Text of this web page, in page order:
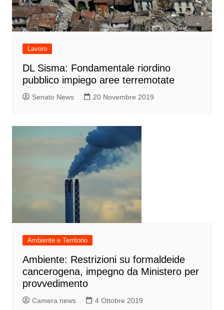
Lavoro
DL Sisma: Fondamentale riordino
pubblico impiego aree terremotate
Senato News 20 Novembre 2019
Ambiente e Territorio
Ambiente: Restrizioni su formaldeide
cancerogena, impegno da Ministero per
provvedimento
Camera news 4 Ottobre 2019